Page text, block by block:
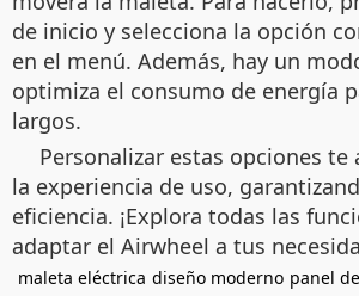
de inicio y selecciona la opción
en el menú. Además, hay un
optimiza el consumo de energía
largos.
Personalizar estas opciones te
la experiencia de uso,
eficiencia. ¡Explora todas las
adaptar el Airwheel a tus
maleta eléctrica diseño moderno panel